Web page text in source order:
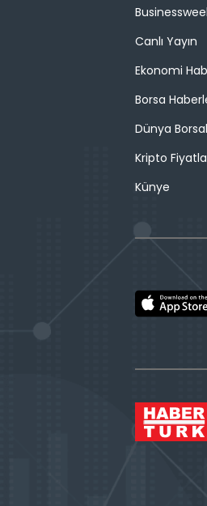
Canlı Yayın
Ekonomi
Borsa
Dünya
Kripto
Künye